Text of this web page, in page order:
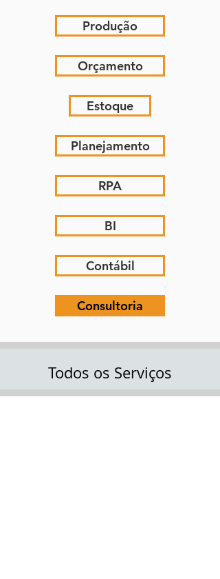
Produção
Orçamento
Estoque
Planejamento
RPA
BI
Contábil
Consultoria
Todos os Serviços